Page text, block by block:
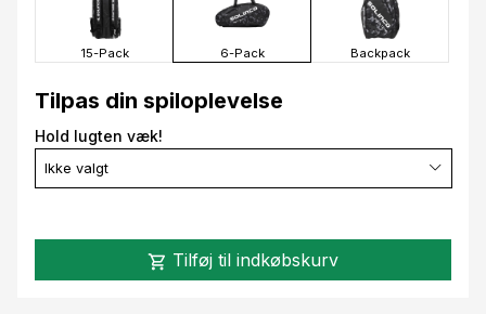
15-Pack 6-Pack Backpack
Tilpas din spiloplevelse
Hold lugten væk!
Ikke valgt
shopping_cart Tilføj til indkøbskurv